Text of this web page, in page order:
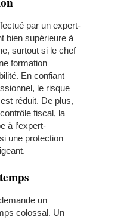
par un expert-
bien supérieure à
surtout si le chef
formation
En confiant
le risque
réduit. De plus,
fiscal, la
à l’expert-
une protection
un
colossal. Un